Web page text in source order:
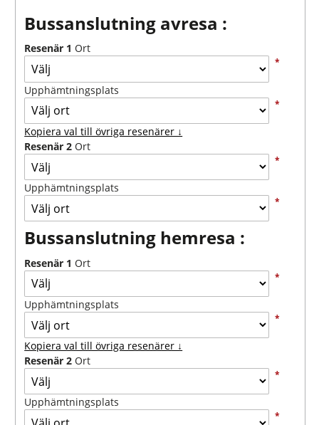
Bussanslutning avresa :
Resenär 1 Ort
*
Upphämtningsplats
*
Kopiera val till övriga resenärer ↓
Resenär 2 Ort
*
Upphämtningsplats
*
Bussanslutning hemresa :
Resenär 1 Ort
*
Upphämtningsplats
*
Kopiera val till övriga resenärer ↓
Resenär 2 Ort
*
Upphämtningsplats
*